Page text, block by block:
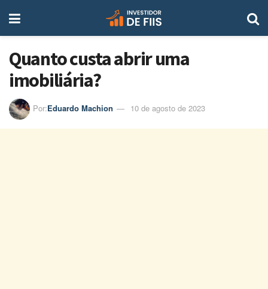
Quanto custa abrir uma
imobiliária?
Por:Eduardo Machion 10 de agosto de 2023